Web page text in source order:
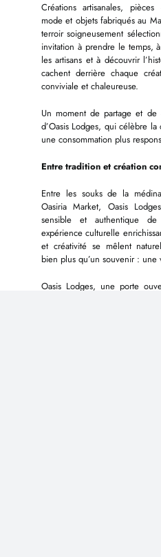
Créations artisanales,
mode et objets fabriqués au
terroir soigneusement
invitation à prendre le temps,
les artisans et à découvrir
cachent derrière chaque
conviviale et chaleureuse.
Un moment de partage et de
d’Oasis Lodges, qui célèbre
une consommation plus
Entre tradition et création
Entre les souks de la
Oasiria Market, Oasis
sensible et authentique de
expérience culturelle
et créativité se mêlent
bien plus qu’un souvenir : une
Oasis Lodges, une porte